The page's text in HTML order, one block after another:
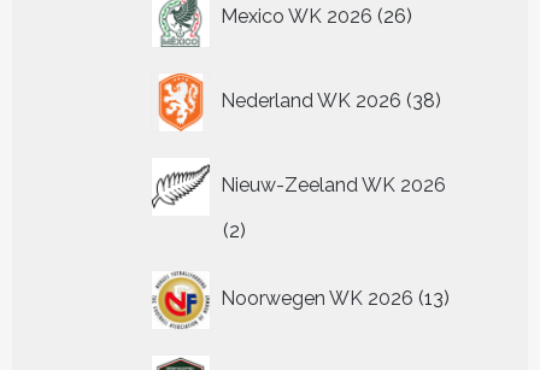
Mexico WK 2026 26
producten
Nederland WK 2026 38
producten
Nieuw-Zeeland WK 2026
22
Noorwegen WK 2026 13
producten